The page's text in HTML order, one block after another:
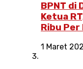
BPNT di
Ketua
Ribu Per
1 Maret